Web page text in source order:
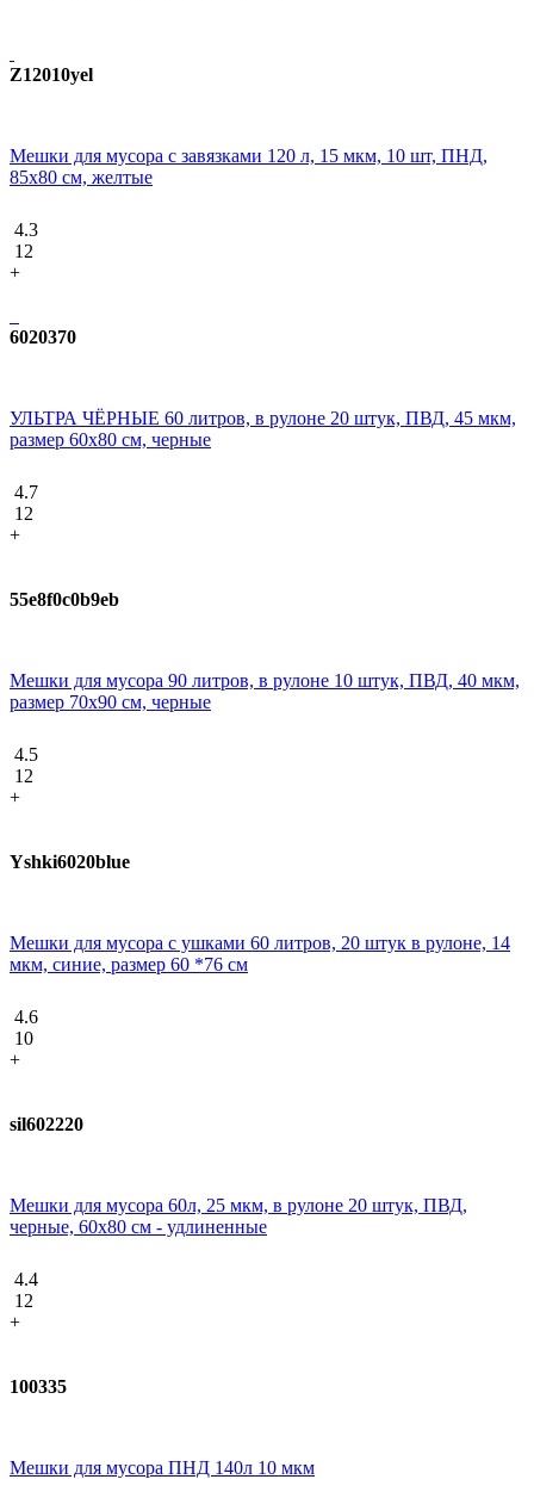
Z12010yel
Мешки для мусора с завязками 120 л, 15 мкм, 10 шт, ПНД,
85х80 см, желтые
4.3
12
+
6020370
УЛЬТРА ЧЁРНЫЕ 60 литров, в рулоне 20 штук, ПВД, 45 мкм,
размер 60х80 см, черные
4.7
12
+
55e8f0c0b9eb
Мешки для мусора 90 литров, в рулоне 10 штук, ПВД, 40 мкм,
размер 70х90 см, черные
4.5
12
+
Yshki6020blue
Мешки для мусора с ушками 60 литров, 20 штук в рулоне, 14
мкм, синие, размер 60 *76 см
4.6
10
+
sil602220
Мешки для мусора 60л, 25 мкм, в рулоне 20 штук, ПВД,
черные, 60х80 см - удлиненные
4.4
12
+
100335
Мешки для мусора ПНД 140л 10 мкм